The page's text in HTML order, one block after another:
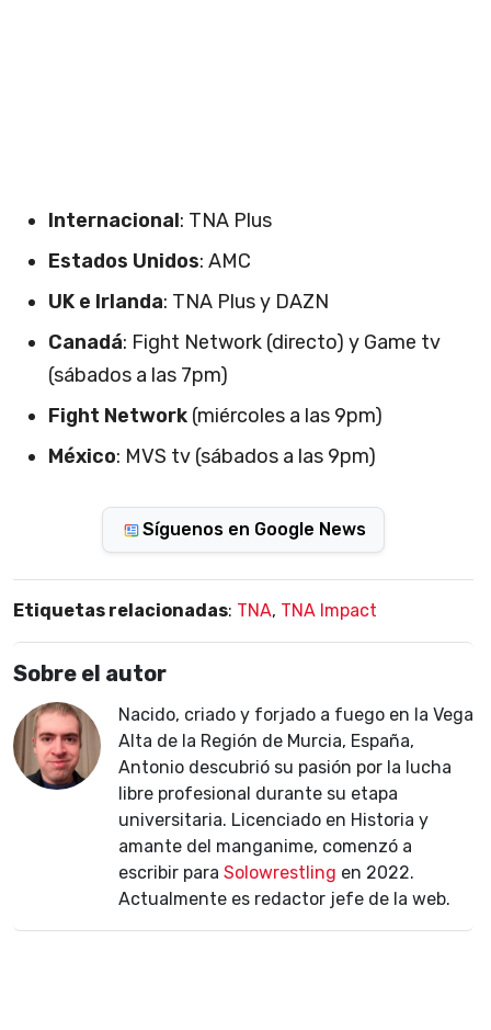
Internacional: TNA Plus
Estados Unidos: AMC
UK e Irlanda: TNA Plus y DAZN
Canadá: Fight Network (directo) y Game tv
(sábados a las 7pm)
Fight Network (miércoles a las 9pm)
México: MVS tv (sábados a las 9pm)
Síguenos en Google News
Etiquetas relacionadas: TNA, TNA Impact
Sobre el autor
Nacido, criado y forjado a fuego en la Vega
Alta de la Región de Murcia, España,
Antonio descubrió su pasión por la lucha
libre profesional durante su etapa
universitaria. Licenciado en Historia y
amante del manganime, comenzó a
escribir para Solowrestling en 2022.
Actualmente es redactor jefe de la web.